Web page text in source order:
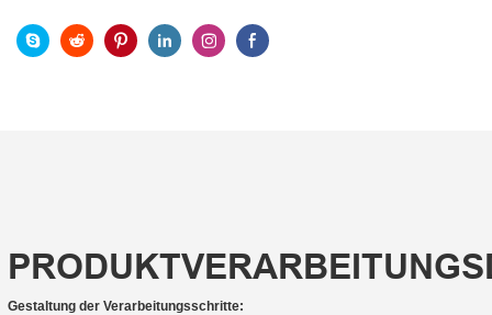
Gestaltung der Verarbeitungsschritte: